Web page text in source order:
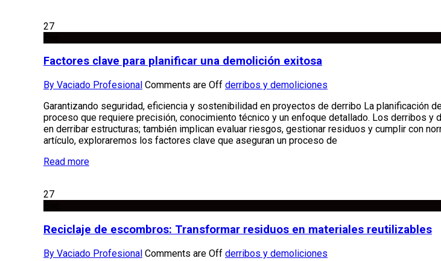
27
Factores clave para planificar una demolición exitosa
By Vaciado Profesional Comments are Off derribos y demoliciones
Garantizando seguridad, eficiencia y sostenibilidad en proyectos de derribo La planificación
proceso que requiere precisión, conocimiento técnico y un enfoque detallado. Los derribos y
en derribar estructuras; también implican evaluar riesgos, gestionar residuos y cumplir con
artículo, exploraremos los factores clave que aseguran un proceso de
Read more
27
Reciclaje de escombros: Transformar residuos en materiales reutilizables
By Vaciado Profesional Comments are Off derribos y demoliciones